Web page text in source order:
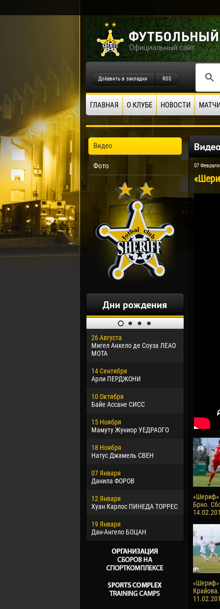
Добавить в закладки RSS
ГЛАВНАЯ О КЛУБЕ НОВОСТИ МАТЧИ
Видео
Фото
Дни рождения
26 Августа
Мигел Анхело де Соуза ЛЕАО
МОТА
14 Сентября
Арли ПЕРДЖОНИ
10 Октября
Байе Ассане СИСС
15 Ноября
Мамуту Жуниор УЕДРАОГО
18 Ноября
Натус Джамель СВЕН
07 Января
Данила ФОРОВ
12 Января
Хуан Карлос ПИНЕДА ТОРРЕС
19 Января
Дан-Ангело БОЦАН
20 Марта
Хайдер
22 Марта
Самба
Витор
ОЛИВЕЙРА
28 Марта
Раи
Видео
07 Февраля
«Шериф»
Брно.
«Шериф»